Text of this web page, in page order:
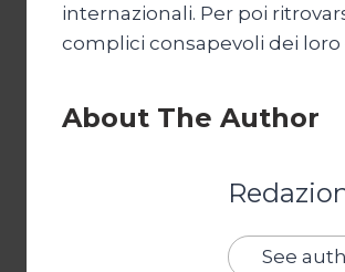
internazionali. Per poi
complici consapevoli dei
About The Author
See